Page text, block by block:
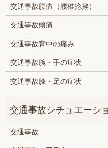
交通事故腰痛（腰椎捻挫）
交通事故頭痛
交通事故背中の痛み
交通事故腕・手の症状
交通事故膝・足の症状
交通事故